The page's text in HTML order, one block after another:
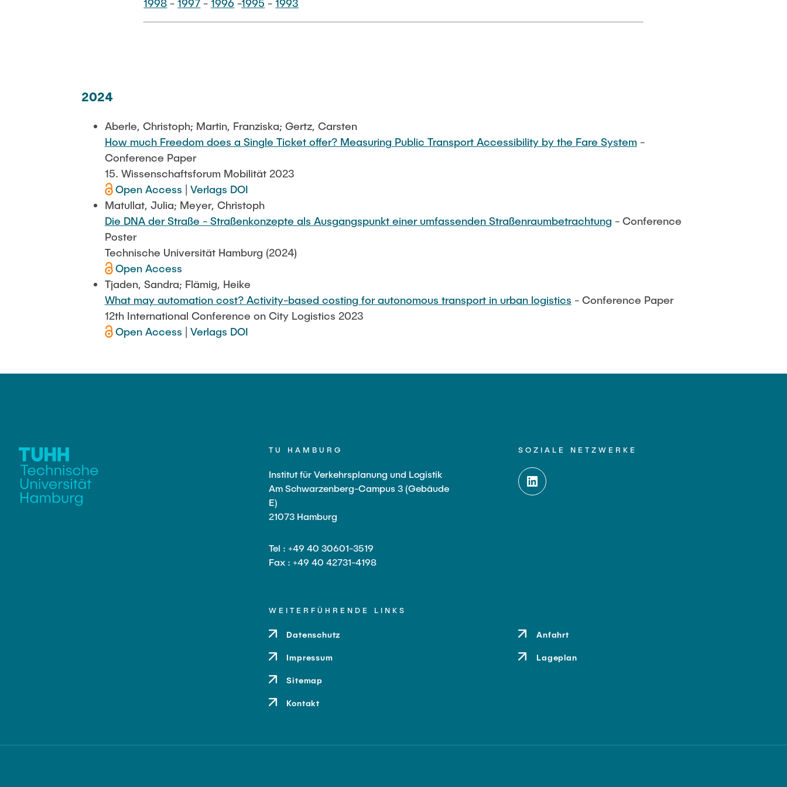
1998 -1997 -1996 -1995 -1993
2024
Aberle, Christoph; Martin, Franziska; Gertz, Carsten
How much Freedom does a Single Ticket offer? Measuring Public Transport Accessibility by the Fare System-
Conference Paper
15. Wissenschaftsforum Mobilität 2023
Open Access
Verlags DOI
Matullat, Julia; Meyer, Christoph
Die DNA der Straße - Straßenkonzepte als Ausgangspunkt einer umfassenden Straßenraumbetrachtung - Conference
Poster
Technische Universität Hamburg (2024)
Open Access
Tjaden, Sandra; Flämig, Heike
What may automation cost? Activity-based costing for autonomous transport in urban logistics - Conference Paper
12th International Conference on City Logistics 2023
Open Access
Verlags DOI
TU HAMBURG
Institut für Verkehrsplanung und Logistik
Am Schwarzenberg-Campus 3 (Gebäude
E)
21073 Hamburg
Tel : +49 40 30601-3519
Fax : +49 40 42731-4198
SOZIALE NETZWERKE
WEITERFÜHRENDE LINKS
Datenschutz
Impressum
Sitemap
Kontakt
Anfahrt
Lageplan